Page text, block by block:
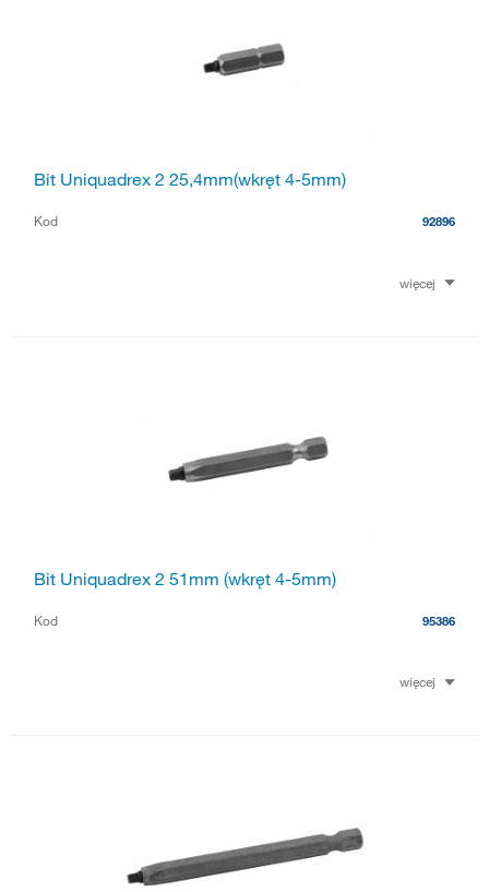
Bit Uniquadrex 2 25,4mm(wkręt 4-5mm)
Kod 92896
więcej
Bit Uniquadrex 2 51mm (wkręt 4-5mm)
Kod 95386
więcej